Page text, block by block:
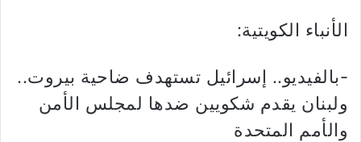
الأنباء الكويتية:
-بالفيديو.. إسرائيل تستهدف ضاحية بيروت..
ولبنان يقدم شكويين ضدها لمجلس الأمن
والأمم المتحدة